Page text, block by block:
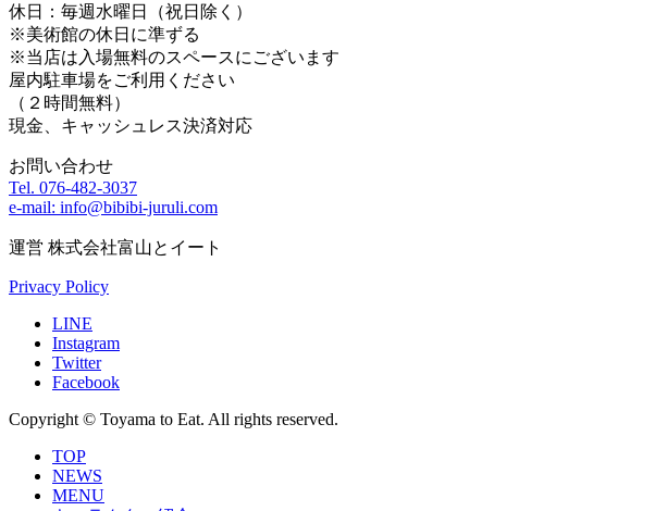
休日：毎週水曜日（祝日除く）
※美術館の休日に準ずる
※当店は入場無料のスペースにございます
屋内駐車場をご利用ください
（２時間無料）
現金、キャッシュレス決済対応
お問い合わせ
Tel. 076-482-3037
e-mail: info@bibibi-juruli.com
運営 株式会社富山とイート
Privacy Policy
LINE
Instagram
Twitter
Facebook
Copyright © Toyama to Eat. All rights reserved.
TOP
NEWS
MENU